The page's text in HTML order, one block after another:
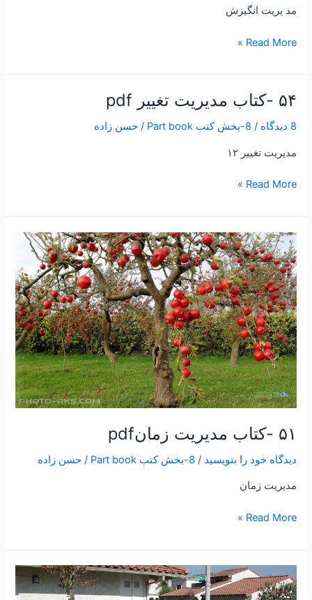
مد يريت انگيزش
Read More »
۵۴ -کتاب مدیریت تغییر pdf
8 دیدگاه / 8-بخش کتب Part book /حسن زاده
مدیریت تغییر ۱۲
۵۴
مدیریت
Read More »
۵۱ -کتاب مدیریت زمانpdf
دیدگاه‌ خود را بنویسید / 8-بخش کتب Part book /حسن زاده
مديريت زمان
۵۱
-کتاب
مدیریت
زمانpdf
Read More »
۵۰
-کتاب